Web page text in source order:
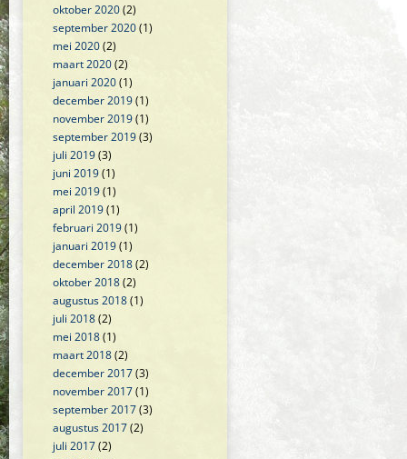
oktober 2020(2)
september 2020(1)
mei 2020(2)
maart 2020(2)
januari 2020(1)
december 2019(1)
november 2019(1)
september 2019(3)
juli 2019(3)
juni 2019(1)
mei 2019(1)
april 2019(1)
februari 2019(1)
januari 2019(1)
december 2018(2)
oktober 2018(2)
augustus 2018(1)
juli 2018(2)
mei 2018(1)
maart 2018(2)
december 2017(3)
november 2017(1)
september 2017(3)
augustus 2017(2)
juli 2017(2)